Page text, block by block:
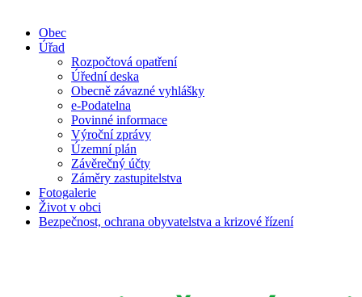
Obec
Úřad
Rozpočtová opatření
Úřední deska
Obecně závazné vyhlášky
e-Podatelna
Povinné informace
Výroční zprávy
Územní plán
Závěrečný účty
Záměry zastupitelstva
Fotogalerie
Život v obci
Bezpečnost, ochrana obyvatelstva a krizové řízení